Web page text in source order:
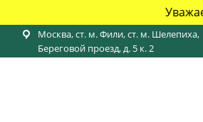
Москва, ст. м. Фили, ст. м. Шелепиха,
Береговой проезд, д. 5 к. 2